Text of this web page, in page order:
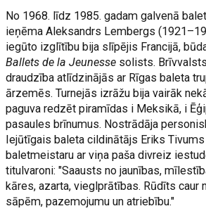
No 1968. līdz 1985. gadam galvenā
ieņēma Aleksandrs Lembergs
iegūto izglītību bija slīpējis Francijā,
Ballets de la Jeunesse solists.
draudzība atlīdzinājās ar Rīgas baleta
ārzemēs. Turnejās izrāžu bija vairāk
paguva redzēt piramīdas i Meksikā, i
pasaules brīnumus. Nostrādāja
Iejūtīgais baleta cildinātājs Eriks
baletmeistaru ar viņa paša divreiz
titulvaroni: "Saausts no jaunības,
kāres, azarta, vieglprātības. Rūdīts caur
sāpēm, pazemojumu un atriebību."